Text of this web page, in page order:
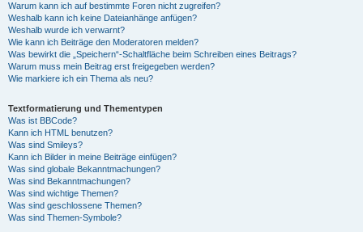
Warum kann ich auf bestimmte Foren nicht zugreifen?
Weshalb kann ich keine Dateianhänge anfügen?
Weshalb wurde ich verwarnt?
Wie kann ich Beiträge den Moderatoren melden?
Was bewirkt die „Speichern“-Schaltfläche beim Schreiben eines Beitrags?
Warum muss mein Beitrag erst freigegeben werden?
Wie markiere ich ein Thema als neu?
Textformatierung und Thementypen
Was ist BBCode?
Kann ich HTML benutzen?
Was sind Smileys?
Kann ich Bilder in meine Beiträge einfügen?
Was sind globale Bekanntmachungen?
Was sind Bekanntmachungen?
Was sind wichtige Themen?
Was sind geschlossene Themen?
Was sind Themen-Symbole?